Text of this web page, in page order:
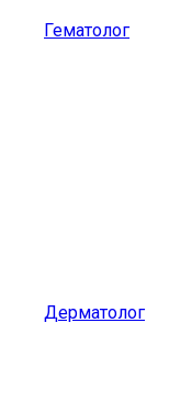
Гематолог
Дерматолог